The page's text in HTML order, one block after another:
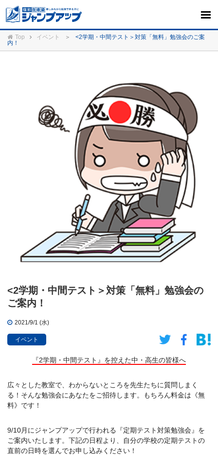
Top イベント ＞
<2学期・中間テスト＞対策「無料」勉強会のご案
内！
<2学期・中間テスト＞対策「無料」勉強会の
ご案内！
2021/9/1 (水)
イベント
『2学期・中間テスト』を控えた中・高生の皆様へ
広々とした教室で、わからないところを先生たちに質問しまく
る！そんな勉強会にあなたをご招待します。もちろん料金は《無
料》です！
9/10月にジャンプアップで行われる『定期テスト対策勉強会』を
ご案内いたします。下記の日程より、自分の学校の定期テストの
直前の日時を選んでお申し込みください！